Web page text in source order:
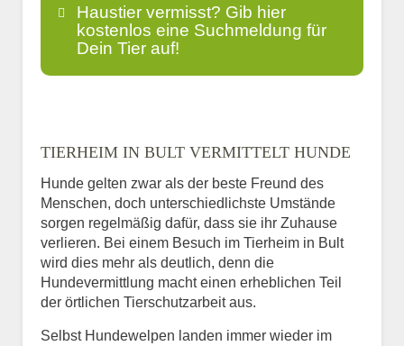
Haustier vermisst? Gib hier
kostenlos eine Suchmeldung für
Dein Tier auf!
E-Mail
TIERHEIM IN BULT VERMITTELT HUNDE
Hunde gelten zwar als der beste Freund des
Menschen, doch unterschiedlichste Umstände
sorgen regelmäßig dafür, dass sie ihr Zuhause
verlieren. Bei einem Besuch im Tierheim in Bult
wird dies mehr als deutlich, denn die
Hundevermittlung macht einen erheblichen Teil
der örtlichen Tierschutzarbeit aus.
Selbst Hundewelpen landen immer wieder im